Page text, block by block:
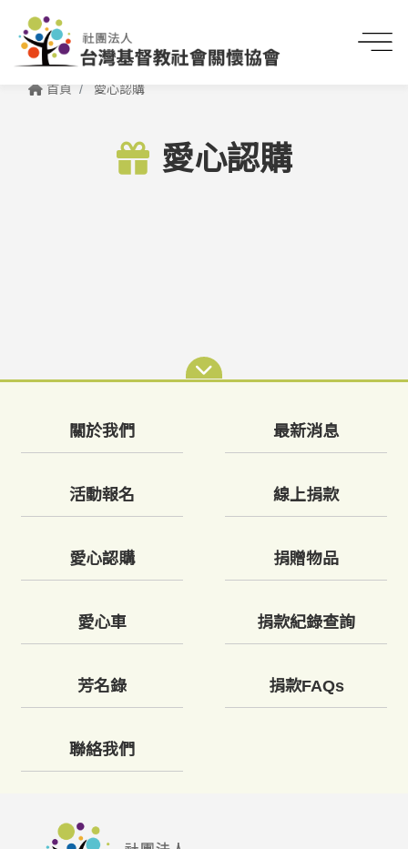
首頁 愛心認購
愛心認購
關於我們 最新消息
活動報名 線上捐款
愛心認購 捐贈物品
愛心車 捐款紀錄查詢
芳名錄 捐款FAQs
聯絡我們